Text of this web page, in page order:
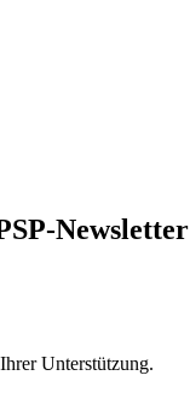
Newsletter
Unterstützung.